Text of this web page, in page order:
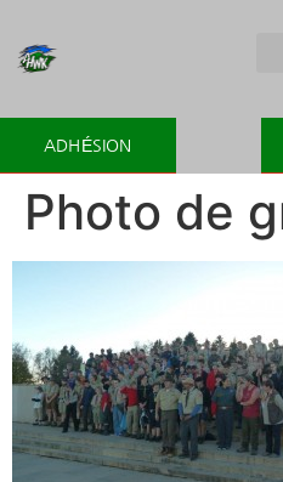
ADHÉSION
Photo de